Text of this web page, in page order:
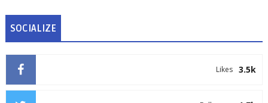
SOCIALIZE
3.5k
Likes